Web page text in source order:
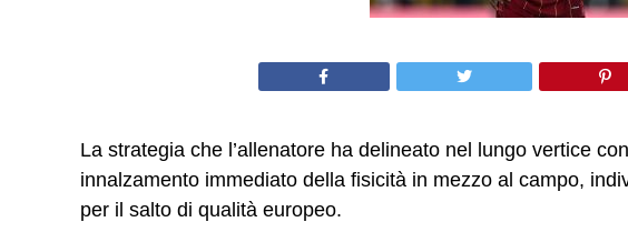
La strategia che l’allenatore ha delineato nel lungo vertice con
innalzamento immediato della fisicità in mezzo al campo,
per il salto di qualità europeo.